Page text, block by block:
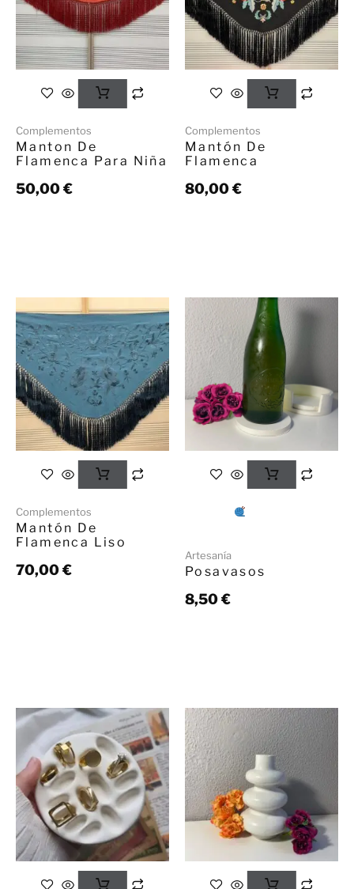
Complementos
Manton De
Flamenca Para Niña
50,00€
Complementos
Mantón De
Flamenca
80,00€
Complementos
Mantón De
Flamenca Liso
70,00€
Artesanía
Posavasos
8,50€